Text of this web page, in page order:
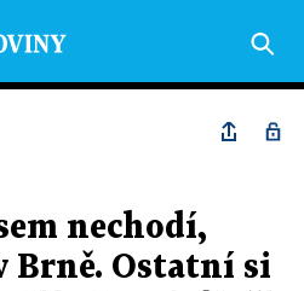
nechodí,
Brně. Ostatní si